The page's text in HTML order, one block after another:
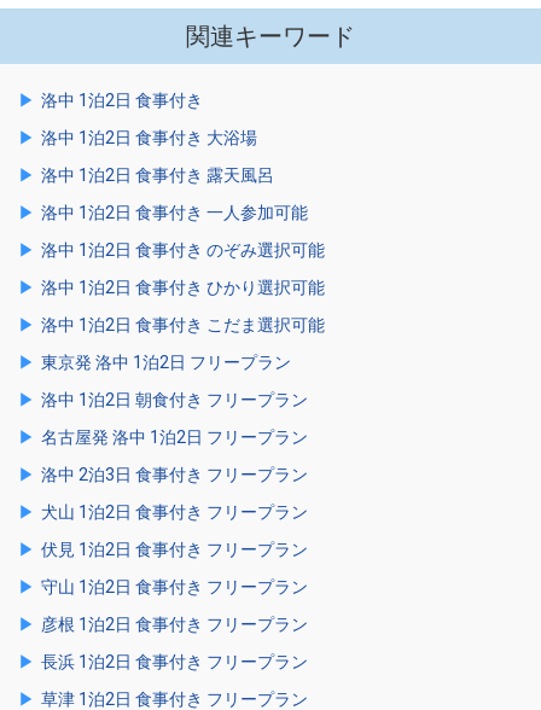
関連キーワード
洛中 1泊2日 食事付き
洛中 1泊2日 食事付き 大浴場
洛中 1泊2日 食事付き 露天風呂
洛中 1泊2日 食事付き 一人参加可能
洛中 1泊2日 食事付き のぞみ選択可能
洛中 1泊2日 食事付き ひかり選択可能
洛中 1泊2日 食事付き こだま選択可能
東京発 洛中 1泊2日 フリープラン
洛中 1泊2日 朝食付き フリープラン
名古屋発 洛中 1泊2日 フリープラン
洛中 2泊3日 食事付き フリープラン
犬山 1泊2日 食事付き フリープラン
伏見 1泊2日 食事付き フリープラン
守山 1泊2日 食事付き フリープラン
彦根 1泊2日 食事付き フリープラン
長浜 1泊2日 食事付き フリープラン
草津 1泊2日 食事付き フリープラン